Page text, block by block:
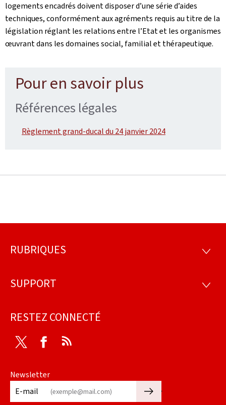
logements encadrés doivent disposer d’une série d’aides
techniques, conformément aux agréments requis au titre de la
législation réglant les relations entre l’Etat et les organismes
œuvrant dans les domaines social, familial et thérapeutique.
Pour en savoir plus
Références légales
Règlement grand-ducal du 24 janvier 2024
Pied
page
RUBRIQUES
SUPPORT
RESTEZ CONNECTÉ
Twitter Facebook
Newsletter
E-mail
🡒